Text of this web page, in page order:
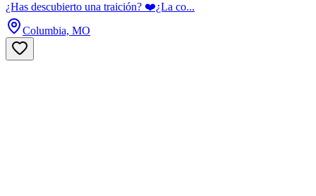
¿Has descubierto una traición? ❤️¿La co...
Columbia, MO